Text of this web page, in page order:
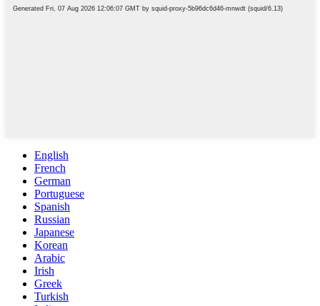
English
French
German
Portuguese
Spanish
Russian
Japanese
Korean
Arabic
Irish
Greek
Turkish